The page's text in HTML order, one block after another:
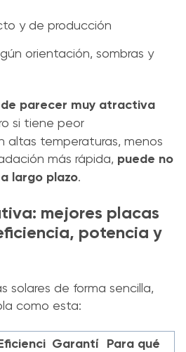
y de producción
orientación, sombras y
parecer muy atractiva
si tiene peor
altas temperaturas, menos
más rápida, puede no
largo plazo.
mejores placas
potencia y
solares de forma sencilla,
como esta:
Garantí Para qué